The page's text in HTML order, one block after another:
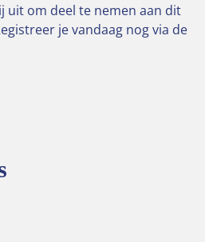
uit om deel te nemen aan dit
je vandaag nog via de